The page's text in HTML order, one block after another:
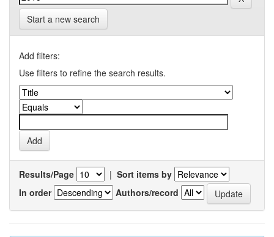
Start a new search
Add filters:
Use filters to refine the search results.
Results/Page | Sort items by
In order
Authors/record